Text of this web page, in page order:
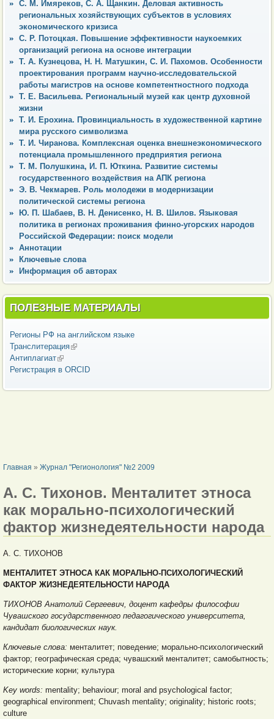
С. М. Имяреков, С. А. Щанкин. Деловая активность
региональных хозяйствующих субъектов в условиях
экономического кризиса
С. Р. Потоцкая. Повышение эффективности наукоемких
организаций региона на основе интеграции
Т. А. Кузнецова, Н. Н. Матушкин, С. И. Пахомов. Особенности
проектирования программ научно-исследовательской
работы магистров на основе компетентностного подхода
Т. Е. Васильева. Региональный музей как центр духовной
жизни
Т. И. Ерохина. Провинциальность в художественной картине
мира русского символизма
Т. И. Чиранова. Комплексная оценка внешнеэкономического
потенциала промышленного предприятия региона
Т. М. Полушкина, И. П. Юткина. Развитие системы
государственного воздействия на АПК региона
Э. В. Чекмарев. Роль молодежи в модернизации
политической системы региона
Ю. П. Шабаев, В. Н. Денисенко, Н. В. Шилов. Языковая
политика в регионах проживания финно-угорских народов
Российской Федерации: поиск модели
Аннотации
Ключевые слова
Информация об авторах
ПОЛЕЗНЫЕ МАТЕРИАЛЫ
Регионы РФ на английском языке
Транслитерация(внешняя ссылка)
Антиплагиат(внешняя ссылка)
Регистрация в ORCID
ВЫ ЗДЕСЬ
Главная » Журнал "Регионология" №2 2009
А. С. Тихонов. Менталитет этноса
как морально-психологический
фактор жизнедеятельности народа
А. С. ТИХОНОВ
МЕНТАЛИТЕТ ЭТНОСА КАК МОРАЛЬНО-ПСИХОЛОГИЧЕСКИЙ
ФАКТОР ЖИЗНЕДЕЯТЕЛЬНОСТИ НАРОДА
ТИХОНОВ Анатолий Сергеевич, доцент кафедры философии
Чувашского государственного педагогического университета,
кандидат биологических наук.
Ключевые слова: менталитет; поведение; морально-психологический
фактор; географическая среда; чувашский менталитет; самобытность;
исторические корни; культура
Key words: mentality; behaviour; moral and psychological factor;
geographical environment; Chuvash mentality; originality; historic roots;
culture